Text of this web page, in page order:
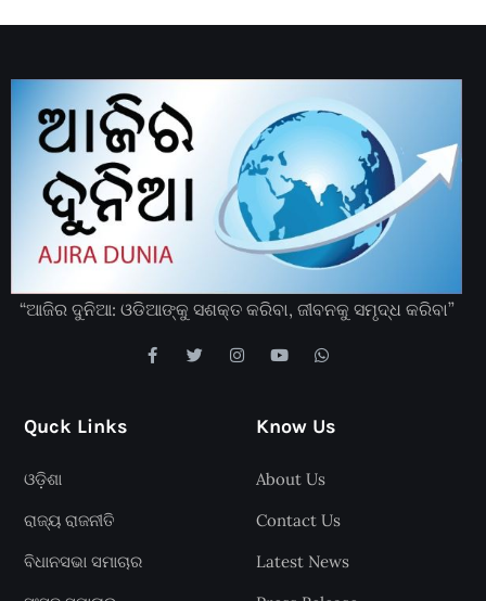
“ଆଜିର ଦୁନିଆ: ଓଡିଆଙ୍କୁ ସଶକ୍ତ କରିବା, ଜୀବନକୁ ସମୃଦ୍ଧ କରିବା”
Quck Links
ଓଡ଼ିଶା
ରାଜ୍ୟ ରାଜନୀତି
ବିଧାନସଭା ସମାଚାର
Know Us
About Us
Contact Us
Latest News